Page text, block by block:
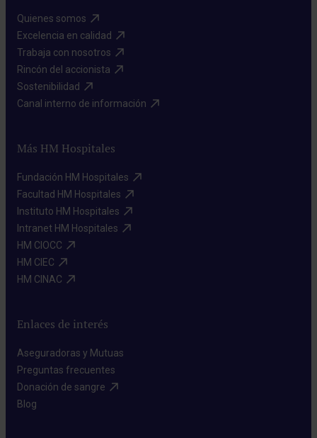
Quienes somos​
Excelencia en calidad​
Trabaja con nosotros​
Rincón del accionista​
Sostenibilidad​
Canal interno de información​
Más HM Hospitales
Fundación HM Hospitales​
Facultad HM Hospitales​
Instituto HM Hospitales​
Intranet HM Hospitales​
HM CIOCC​
HM CIEC​
HM CINAC​
Enlaces de interés
Aseguradoras y Mutuas​
Preguntas frecuentes​
Donación de sangre​
Blog​